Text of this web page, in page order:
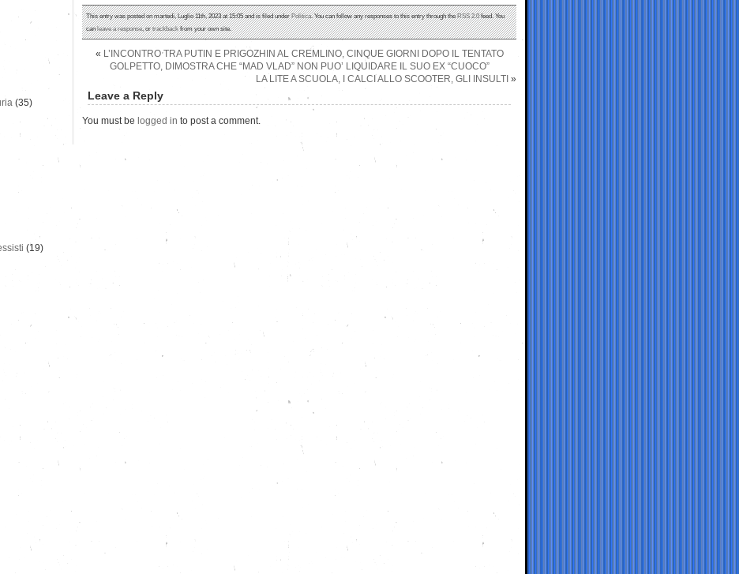
This entry was posted on martedì, Luglio 11th, 2023 at 15:05 and is filed underPolitica. You can follow any responses to this entry through theRSS 2.0feed. You
canleave a response, ortrackbackfrom your own site.
« L’INCONTRO TRA PUTIN E PRIGOZHIN AL CREMLINO, CINQUE GIORNI DOPO IL TENTATO
GOLPETTO, DIMOSTRA CHE “MAD VLAD” NON PUO’ LIQUIDARE IL SUO EX “CUOCO”
LA LITE A SCUOLA, I CALCI ALLO SCOOTER, GLI INSULTI »
Leave a Reply
You must be logged in to post a comment.
(35)
(19)